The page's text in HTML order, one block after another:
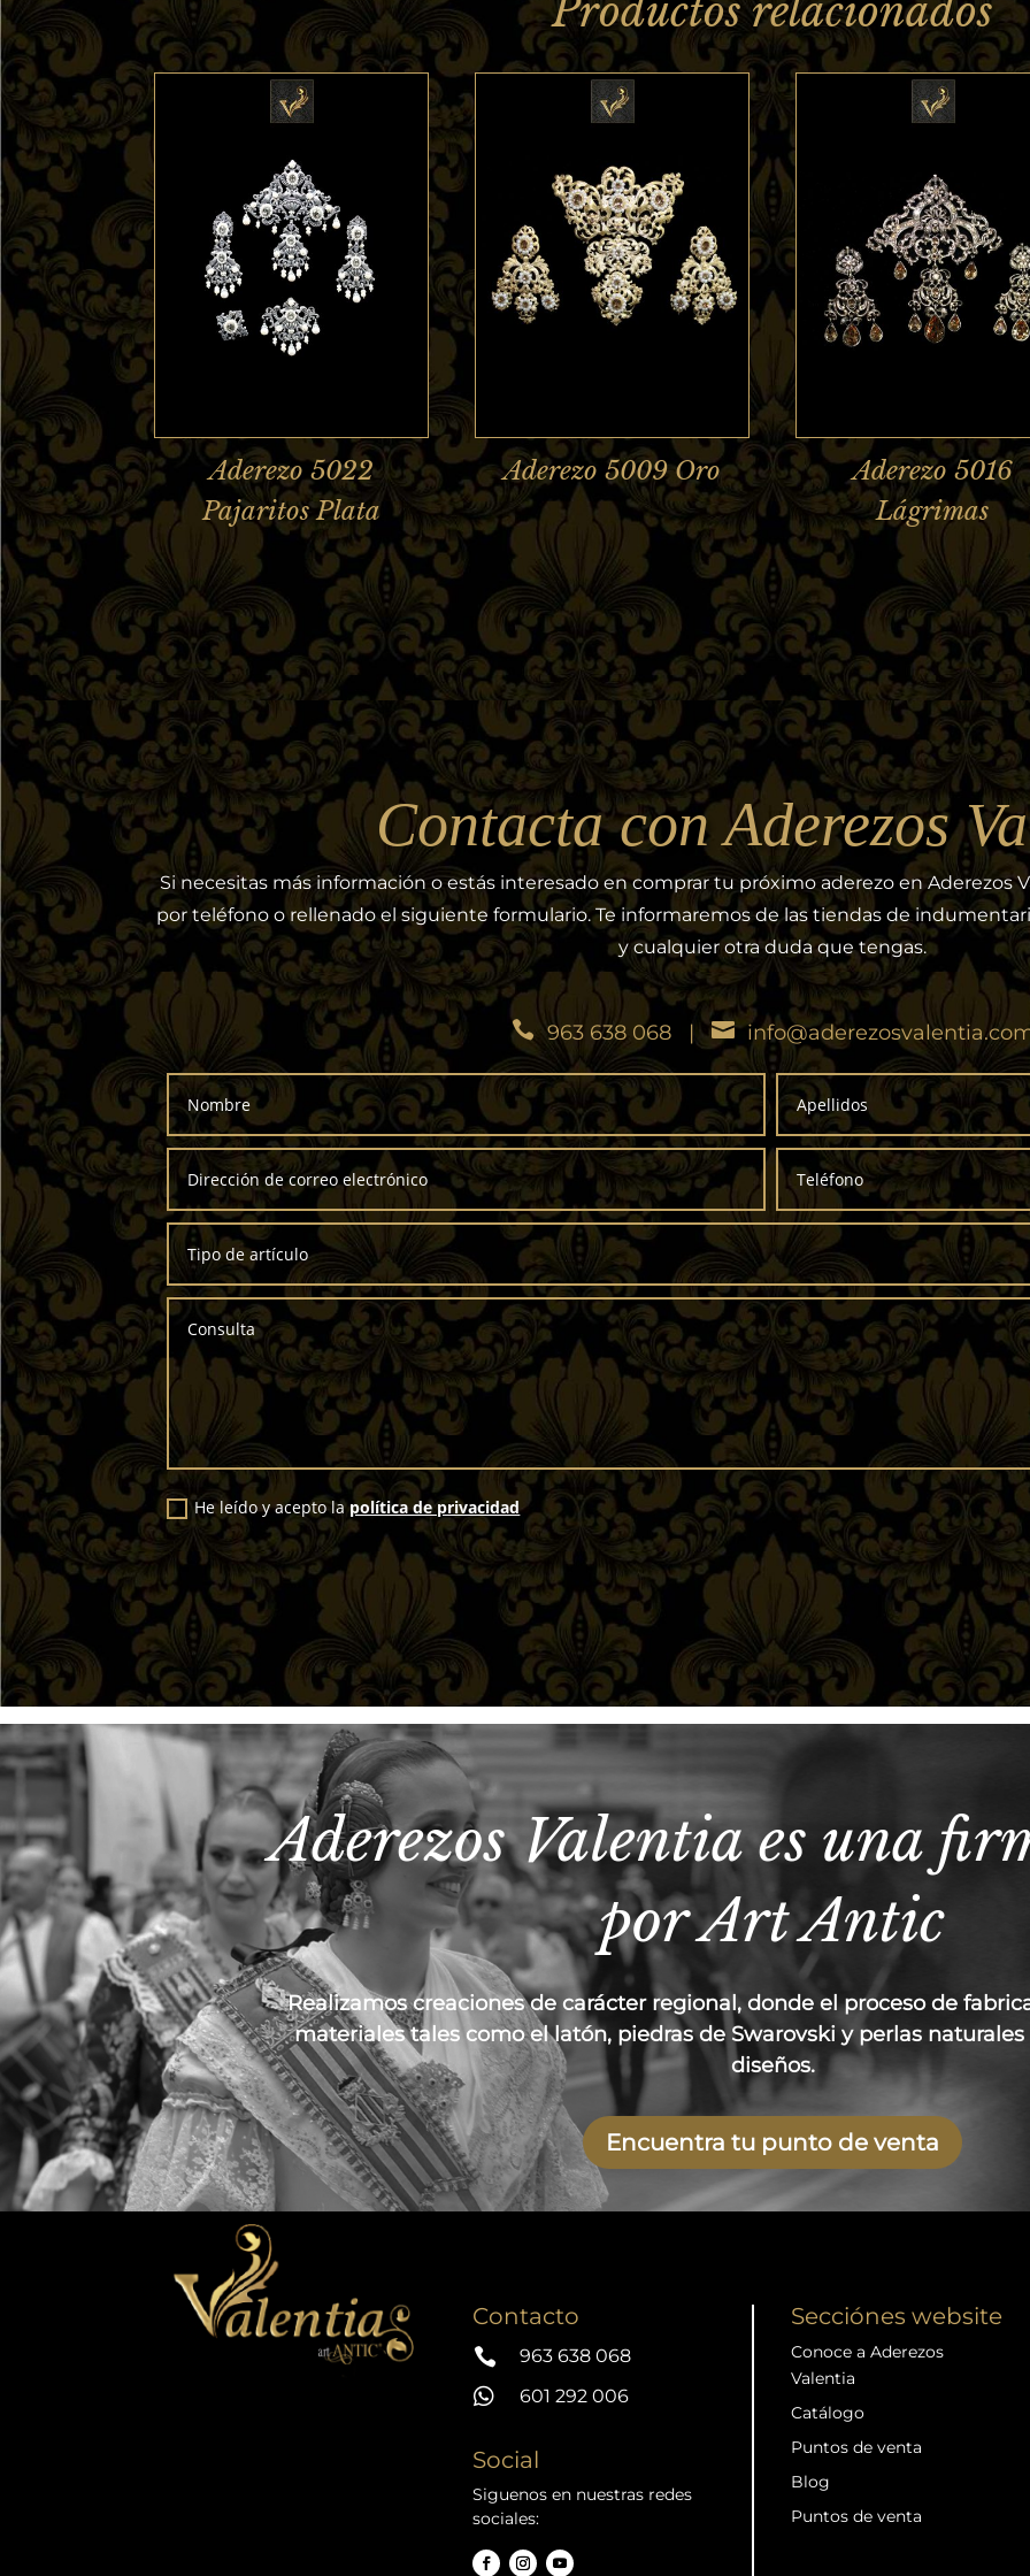
Productos relacionados
Aderezo 5022
Pajaritos Plata
Aderezo 5009 Oro
Aderezo 5016
Lágrimas
Contacta con Aderezos
Si necesitas más información o estás interesado en comprar tu próximo aderezo en Aderezos
por teléfono o rellenado el siguiente formulario. Te informaremos de las tiendas de
y cualquier otra duda que tengas.
963 638 068|
He leído y acepto lapolítica de privacidad
Aderezos Valentia es una
por Art Antic
Realizamos creaciones de carácter regional, donde el proceso de
materiales tales como el latón, piedras de Swarovski y perlas
diseños.
Encuentra tu punto de venta
Contacto
 963 638 068
 601 292 006
Social
Siguenos en nuestras redes
sociales:
Secciónes website
Conoce a Aderezos
Valentia
Catálogo
Puntos de venta
Blog
Puntos de venta